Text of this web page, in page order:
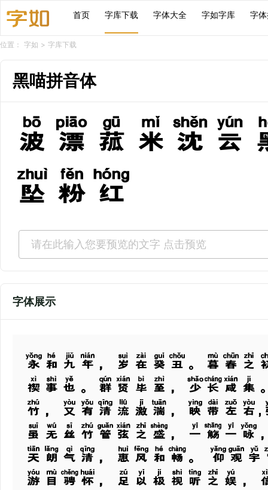
首页 字库下载 字体大全 字如字库 字
位置： 字如 > 字库下载
黑喵拼音体
波漂菰米沈
坠粉红
字体展示
永和九年，岁在癸丑。暮春
禊事也。群贤毕至，少长咸
竹，又有清流激湍，映带左
虽无丝竹管弦之盛，一觞一
天朗气清，惠风和畅。 仰观
游目骋怀，足以极视听之娱，